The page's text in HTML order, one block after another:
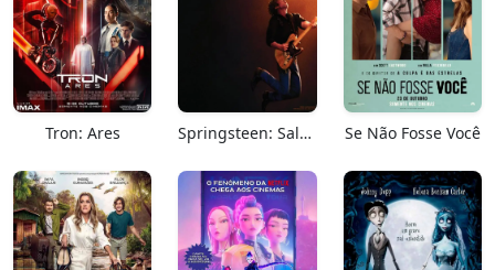
Tron: Ares Springsteen: Salve-me Do Desconhecido Se Não Fosse Você